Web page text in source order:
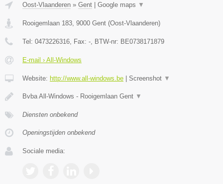
Oost-Vlaanderen » Gent | Google maps ▼
Rooigemlaan 183 9000 Gent (Oost-Vlaanderen)
Tel: 0473226316 , Fax: - , BTW-nr: BE0738171879
E-mail › All-Windows
Website: http://www.all-windows.be | Screenshot ▼
Bvba All-Windows - Rooigemlaan Gent ▼
Diensten onbekend
Openingstijden onbekend
Sociale media: